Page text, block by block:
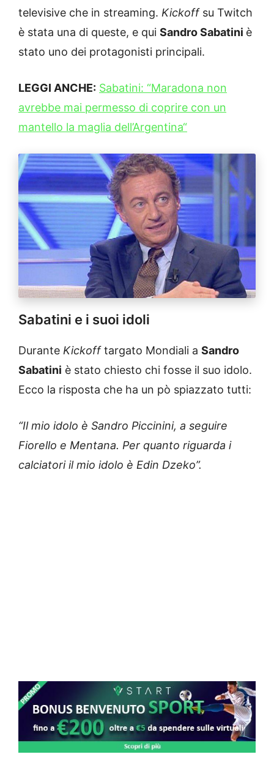
televisive che in streaming. Kickoffsu Twitch
è stata una di queste, e qui Sandro Sabatini è
stato uno dei protagonisti principali.
LEGGI ANCHE: Sabatini: “Maradona non
avrebbe mai permesso di coprire con un
mantello la maglia dell’Argentina“
Sabatini e i suoi idoli
Durante Kickofftargato Mondiali a Sandro
Sabatini è stato chiesto chi fosse il suo idolo.
Ecco la risposta che ha un pò spiazzato tutti:
“Il mio idolo è Sandro Piccinini, a seguire
Fiorello e Mentana. Per quanto riguarda i
calciatori il mio idolo è Edin Dzeko”.